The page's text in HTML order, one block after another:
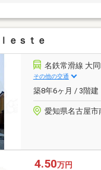
ｅｓｔｅ
名鉄常滑線 大
その他の交通
築8年6ヶ月 / 3階建
愛知県名古屋市
4.50万円